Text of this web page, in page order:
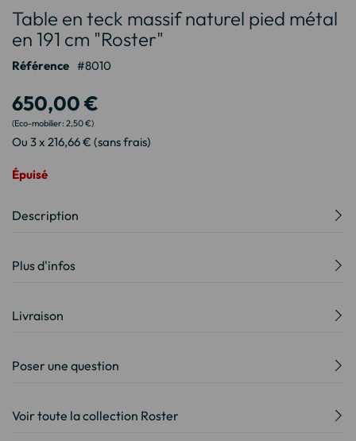
au
début
de
la
d’images
Table en teck massif naturel pied métal
en 191 cm "Roster"
Référence 8010
650,00 €
2,50 €
Ou 3 x 216,66 € (sans frais)
Épuisé
Description
Plus d'infos
Livraison
Poser une question
Voir toute la collection Roster